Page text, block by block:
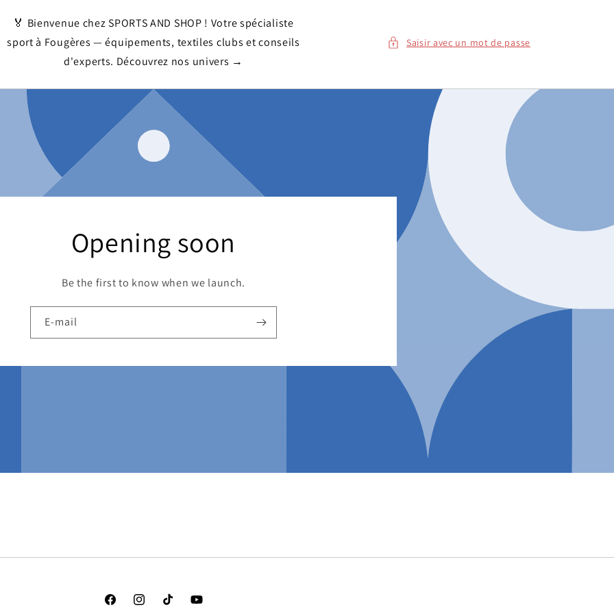
🏅 Bienvenue chez SPORTS AND SHOP ! Votre spécialiste
sport à Fougères — équipements, textiles clubs et conseils
d'experts. Découvrez nos univers →
Saisir avec un mot de passe
Opening soon
Be the first to know when we launch.
E-mail
FacebookInstagramTikTok YouTube